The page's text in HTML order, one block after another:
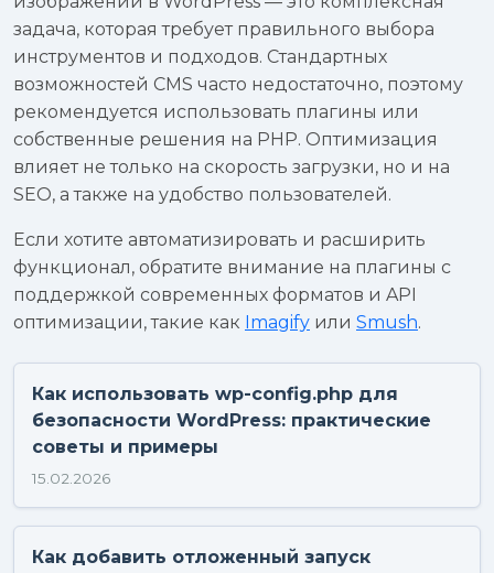
задача, которая требует правильного выбора
инструментов и подходов. Стандартных
возможностей CMS часто недостаточно, поэтому
рекомендуется использовать плагины или
собственные решения на PHP. Оптимизация
влияет не только на скорость загрузки, но и на
SEO, а также на удобство пользователей.
Если хотите автоматизировать и расширить
функционал, обратите внимание на плагины с
поддержкой современных форматов и API
оптимизации, такие как Imagify или Smush.
Как использовать wp-config.php для
безопасности WordPress: практические
советы и примеры
15.02.2026
Как добавить отложенный запуск